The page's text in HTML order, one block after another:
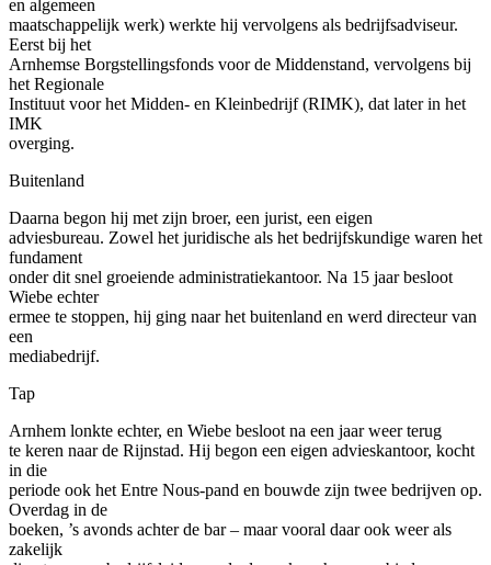
en algemeen
maatschappelijk werk) werkte hij vervolgens als bedrijfsadviseur.
Eerst bij het
Arnhemse Borgstellingsfonds voor de Middenstand, vervolgens bij
het Regionale
Instituut voor het Midden- en Kleinbedrijf (RIMK), dat later in het
IMK
overging.
Buitenland
Daarna begon hij met zijn broer, een jurist, een eigen
adviesbureau. Zowel het juridische als het bedrijfskundige waren het
fundament
onder dit snel groeiende administratiekantoor. Na 15 jaar besloot
Wiebe echter
ermee te stoppen, hij ging naar het buitenland en werd directeur van
een
mediabedrijf.
Tap
Arnhem lonkte echter, en Wiebe besloot na een jaar weer terug
te keren naar de Rijnstad. Hij begon een eigen advieskantoor, kocht
in die
periode ook het Entre Nous-pand en bouwde zijn twee bedrijven op.
Overdag in de
boeken, ’s avonds achter de bar – maar vooral daar ook weer als
zakelijk